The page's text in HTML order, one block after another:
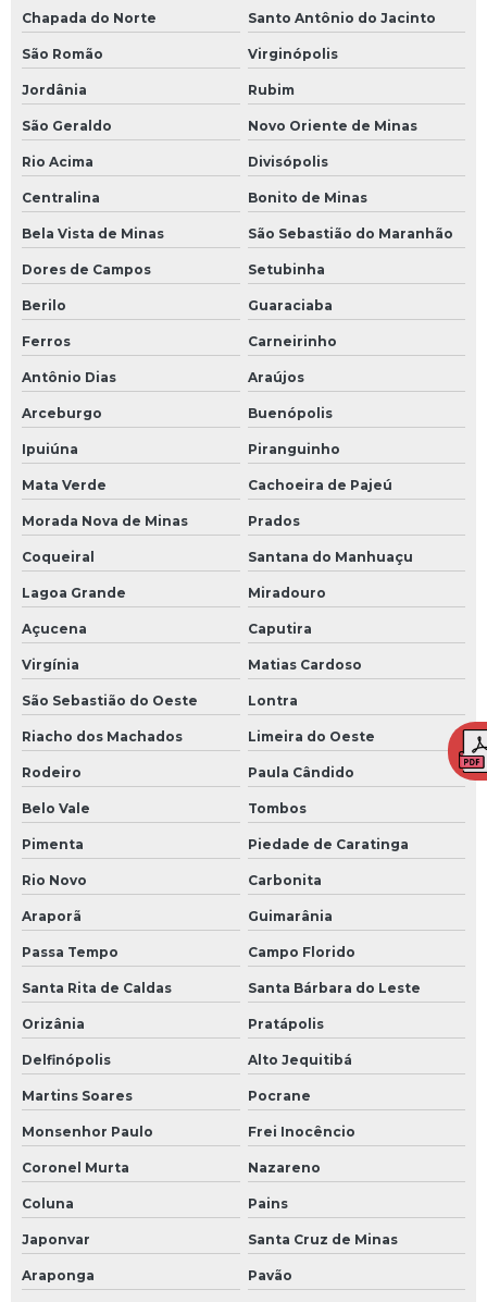
Chapada do Norte Santo Antônio do Jacinto
São Romão Virginópolis
Jordânia Rubim
São Geraldo Novo Oriente de Minas
Rio Acima Divisópolis
Centralina Bonito de Minas
Bela Vista de Minas São Sebastião do Maranhão
Dores de Campos Setubinha
Berilo Guaraciaba
Ferros Carneirinho
Antônio Dias Araújos
Arceburgo Buenópolis
Ipuiúna Piranguinho
Mata Verde Cachoeira de Pajeú
Morada Nova de Minas Prados
Coqueiral Santana do Manhuaçu
Lagoa Grande Miradouro
Açucena Caputira
Virgínia Matias Cardoso
São Sebastião do Oeste Lontra
Riacho dos Machados Limeira do Oeste
Rodeiro Paula Cândido
Belo Vale Tombos
Pimenta Piedade de Caratinga
Rio Novo Carbonita
Araporã Guimarânia
Passa Tempo Campo Florido
Santa Rita de Caldas Santa Bárbara do Leste
Orizânia Pratápolis
Delfinópolis Alto Jequitibá
Martins Soares Pocrane
Monsenhor Paulo Frei Inocêncio
Coronel Murta Nazareno
Coluna Pains
Japonvar Santa Cruz de Minas
Araponga Pavão